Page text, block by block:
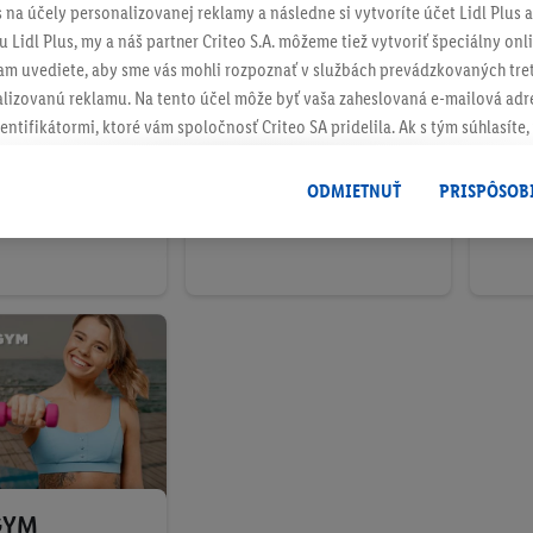
Zľava na prvé sedenie 8
účely personalizovanej reklamy a následne si vytvoríte účet Lidl Plus
Lidl Plus, my a náš partner Criteo S.A. môžeme tiež vytvoriť špeciálny
uvediete, aby sme vás mohli rozpoznať v službách prevádzkovaných
reklamu. Na tento účel môže byť vaša zaheslovaná e-mailová
ktoré vám spoločnosť Criteo SA pridelila. Ak s tým súhlasíte,
nie jeho zakúpením), sa môžu zobrazovať aj na rôznych zariadeniach a
možno priradiť niekoľko koncových zariadení alebo používanie
e-mailovej adresy a prípadne ďalších identifikátorov/
Odmietnuť" môžete povoliť iba používanie potrebných technológií.
na všetky vyššie uvedené účely. Ďalšie informácie vrátane
práve kedykoľvek odvolať súhlas s účinnosťou do budúcnosti
. Imprint nájdete tu.
ODMIETNUŤ